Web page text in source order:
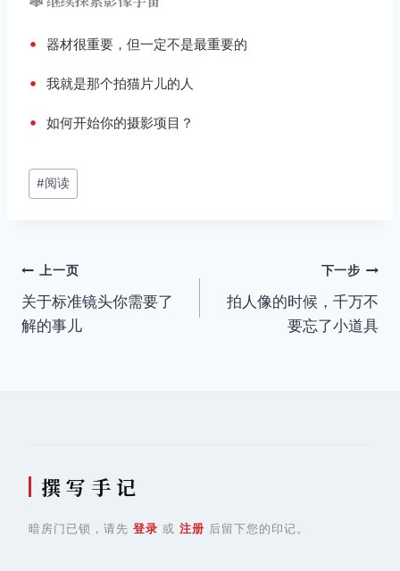
• 器材很重要，但一定不是最重要的
• 我就是那个拍猫片儿的人
• 如何开始你的摄影项目？
文
章
#阅读
文
章
上一页
关于标准镜头你需要了
解的事儿
下一步
拍人像的时候，千万不
要忘了小道具
撰 写 手 记
暗房门已锁，请先 登录 或 注册 后留下您的印记。